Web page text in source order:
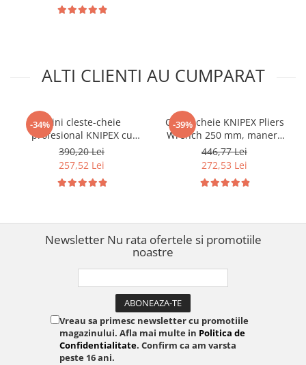
autoblocant, manere
ALTI CLIENTI AU CUMPARAT
-34%Mini cleste-cheie
profesional KNIPEX cu
reglaj automat, pentru
mecanica fina, instalatii
acoperite cu plastic pentru
390,20 Lei
257,52 Lei
-39%
Cleste cheie KNIPEX Pliers
Wrench 250 mm, manere
plastic, pentru instalatii,
mecanica fina si
Germania 86 03 250
446,77 Lei
272,53 Lei
Newsletter Nu rata ofertele si promotiile
noastre
Vreau sa primesc newsletter cu promotiile
magazinului. Afla mai multe in Politica de
Confidentialitate. Confirm ca am varsta
peste 16 ani.